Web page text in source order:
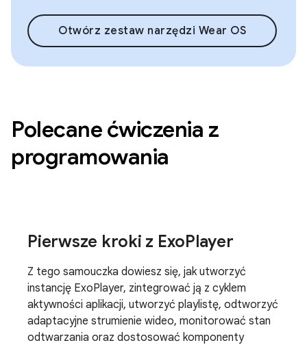
Otwórz zestaw narzędzi Wear OS
Polecane ćwiczenia z
programowania
Pierwsze kroki z ExoPlayer
Z tego samouczka dowiesz się, jak utworzyć
instancję ExoPlayer, zintegrować ją z cyklem
aktywności aplikacji, utworzyć playlistę, odtworzyć
adaptacyjne strumienie wideo, monitorować stan
odtwarzania oraz dostosować komponenty